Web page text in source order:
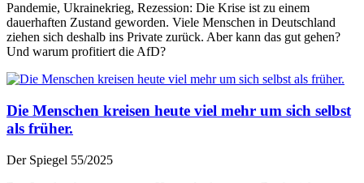
Pandemie, Ukrainekrieg, Rezession: Die Krise ist zu einem
dauerhaften Zustand geworden. Viele Menschen in Deutschland
ziehen sich deshalb ins Private zurück. Aber kann das gut gehen?
Und warum profitiert die AfD?
Die Menschen kreisen heute viel mehr um sich selbst
als früher.
Der Spiegel 55/2025